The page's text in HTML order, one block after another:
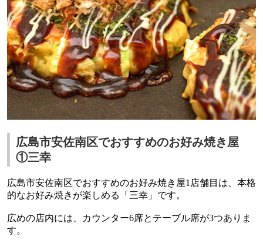
広島市安佐南区でおすすめのお好み焼き屋
①三幸
広島市安佐南区でおすすめのお好み焼き屋1 店舗目は、本格
的なお好み焼きが楽しめる「三幸」です。
広めの店内には、カウンター6席とテーブル席が3つありま
す。